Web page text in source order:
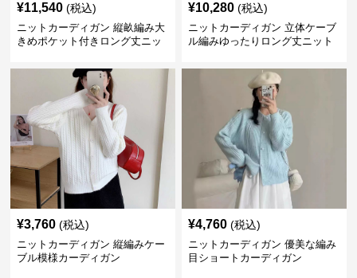
¥11,540 (税込)
ニットカーディガン 縦畝編み大
きめポケット付きロング丈ニッ
¥10,280 (税込)
ニットカーディガン 立体ケーブ
ル編みゆったりロング丈ニット
¥3,760 (税込)
ニットカーディガン 縦編みケー
ブル模様カーディガン
¥4,760 (税込)
ニットカーディガン 優美な編み
目ショートカーディガン